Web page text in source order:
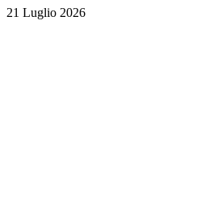
21 Luglio 2026